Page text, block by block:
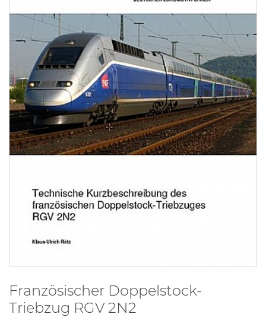
Französischer Doppelstock-
Triebzug RGV 2N2